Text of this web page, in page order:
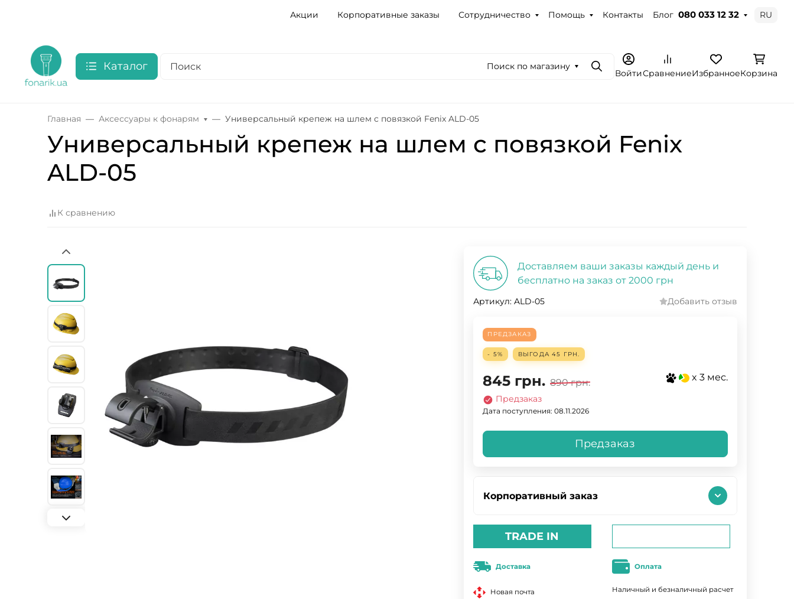
Акции Корпоративные заказы Сотрудничество Помощь Контакты Блог 080 033 12 32 RU
Каталог Поиск по магазину
ПоискВойтиСравнениеИзбранноеКорзина
Главная Аксессуары к фонарям Универсальный крепеж на шлем с повязкой Fenix ALD-05
Универсальный крепеж на шлем с повязкой Fenix
ALD-05
К сравнению
Доставляем ваши заказы каждый день и
бесплатно на заказ от 2000 грн
Артикул: ALD-05 Добавить отзыв
ПРЕДЗАКАЗ
- 5% ВЫГОДА45 ГРН.
845 грн. 890 грн. x 3 мес.
Предзаказ
Дата поступления: 08.11.2026
Предзаказ
Корпоративный заказ
TRADE IN
Доставка
Новая почта
Оплата
Наличный и безналичный расчет